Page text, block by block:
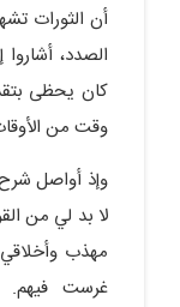
أن الثورات
الصدد،
كان يحظى
وقت من
وإذ أواصل شرح
لا بد لي من
مهذب وأخلاقي
غرست فيهم.